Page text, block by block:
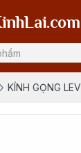
KÍNH GỌNG